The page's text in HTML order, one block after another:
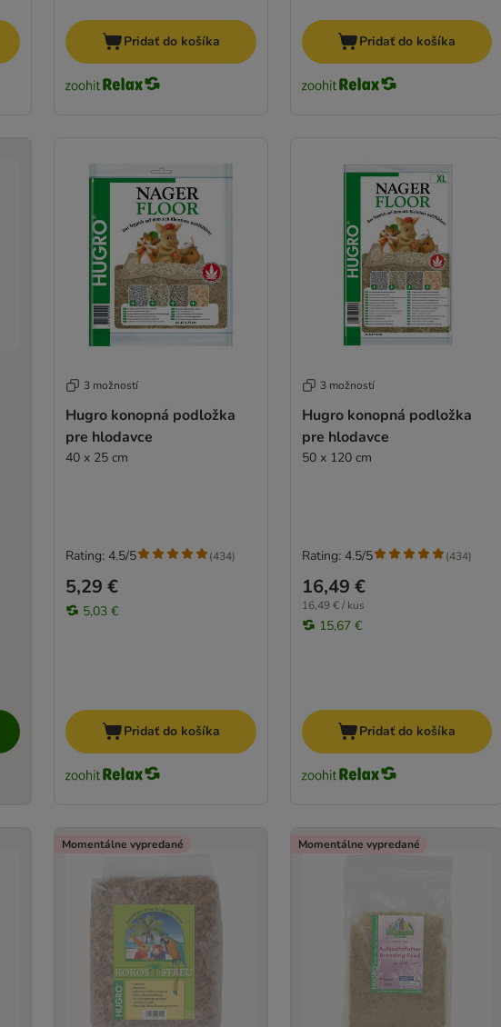
Pridať do košíka Pridať do košíka
3 možností
Hugro konopná podložka
pre hlodavce
40 x 25 cm
5,29 €
5,03 €
Rating: 4.5/5 (434)
Pridať do košíka
3 možností
Hugro konopná podložka
pre hlodavce
50 x 120 cm
16,49 €
16,49 € / kus
15,67 €
Rating: 4.5/5 (434)
Pridať do košíka
Momentálne vypredané Momentálne vypredané